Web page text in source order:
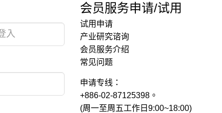
会员服务申请/试用
试用申请
产业研究谘询
会员服务介绍
常见问题
申请专线：
+886-02-87125398。
(周一至周五工作日9:00~18:00)